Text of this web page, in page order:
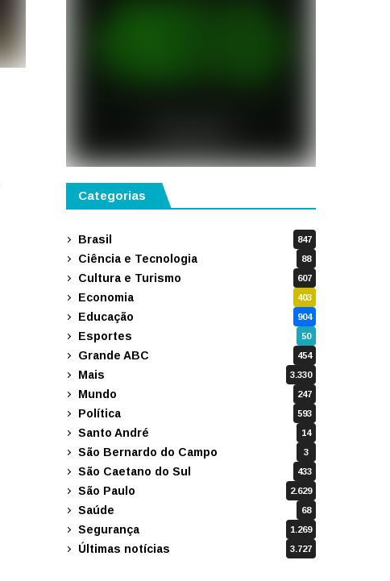
Categorias
Brasil 847
Ciência e Tecnologia 88
Cultura e Turismo 607
Economia 403
Educação 904
Esportes 50
Grande ABC 454
Mais 3.330
Mundo 247
Política 593
Santo André 14
São Bernardo do Campo 3
São Caetano do Sul 433
São Paulo 2.629
Saúde 68
Segurança 1.269
Últimas notícias 3.727